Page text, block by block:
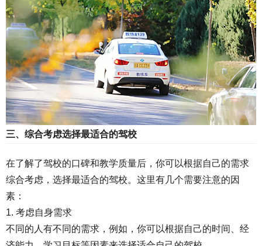
三、 综合考虑选择最适合的驾校
在了解了驾校的口碑和教学质量后，你可以根据自己的需求
综合考虑，选择最适合的驾校。这里有几个需要注意的因
素：
1. 考虑自身需求
不同的人有不同的需求，例如，你可以根据自己的时间、经